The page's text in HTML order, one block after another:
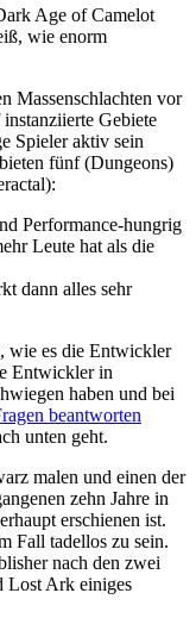
Age of Camelot
wie enorm
Massenschlachten vor
Gebiete
Spieler aktiv sein
fünf (Dungeons)
Performance-hungrig
Leute hat als die
dann alles sehr
wie es die Entwickler
Entwickler in
haben und bei
beantworten
unten geht.
malen und einen der
zehn Jahre in
erschienen ist.
Fall tadellos zu sein.
nach den zwei
Lost Ark einiges